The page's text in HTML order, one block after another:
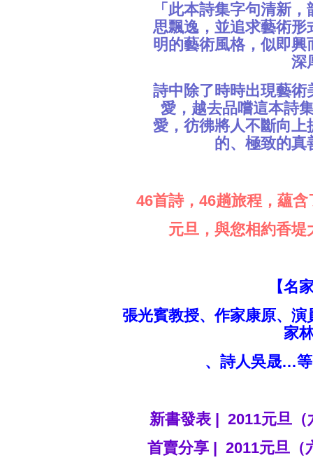
「此本詩集字句清新
思飄逸，並追求藝術
明的藝術風格，似即
深
詩中除了時時出現藝
愛，越去品嚐這本詩
愛，彷彿將人不斷向
的、極致的
46首詩，46趟旅程，蘊
元旦，與您相約香
【名
張光賓教授、作家康原、
家
、詩人吳晟…
新書發表 | 2011元旦
首賣分享 | 2011元旦